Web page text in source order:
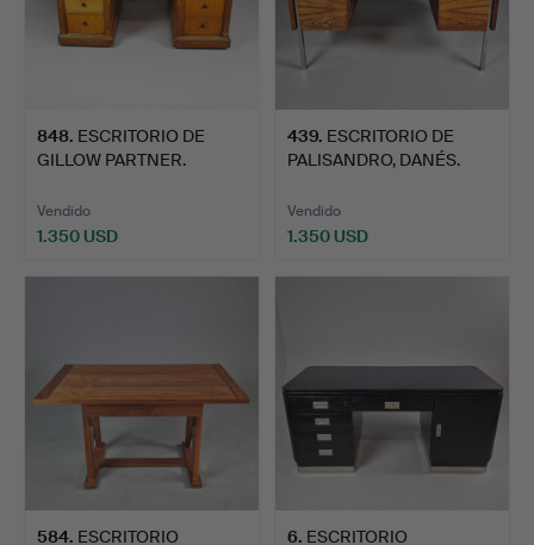
848. ESCRITORIO DE
GILLOW PARTNER.
Vendido
1.350 USD
439. ESCRITORIO DE
PALISANDRO, DANÉS.
Vendido
1.350 USD
584. ESCRITORIO
6. ESCRITORIO